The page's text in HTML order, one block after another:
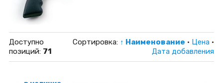
Доступно
позиций: 71
Сортировка: ↑ Наименование · Цена·
Дата добавления